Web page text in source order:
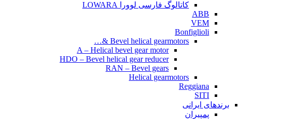
کاتالوگ فارسی لوورا LOWARA
ABB
VEM
Bonfiglioli
Bevel helical gearmotors &…
A – Helical bevel gear motor
HDO – Bevel helical gear reducer
RAN – Bevel gears
Helical gearmotors
Reggiana
SITI
برندهای ایرانی
پمپیران